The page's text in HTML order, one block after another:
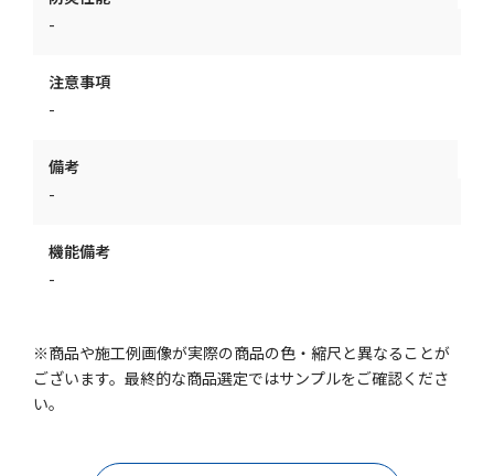
-
注意事項
-
備考
-
機能備考
-
※商品や施工例画像が実際の商品の色・縮尺と異なることが
ございます。最終的な商品選定ではサンプルをご確認くださ
い。